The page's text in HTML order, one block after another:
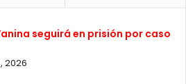
seguirá en prisión por caso
2026